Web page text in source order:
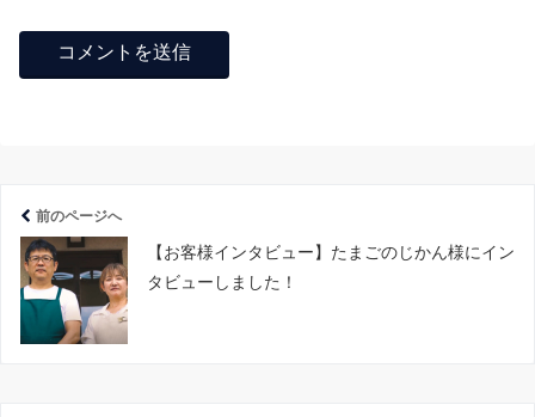
前のページへ
【お客様インタビュー】たまごのじかん様にイン
タビューしました！